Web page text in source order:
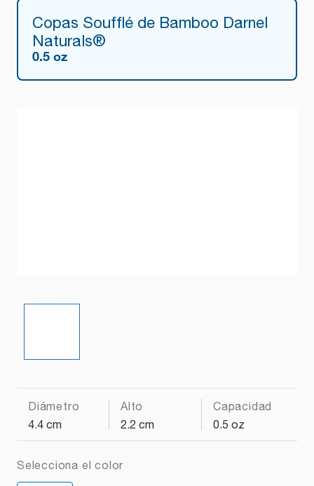
Copas Soufflé de Bamboo Darnel
Naturals®
0.5 oz
Diámetro
4.4 cm
Alto
2.2 cm
Capacidad
0.5 oz
Selecciona el color